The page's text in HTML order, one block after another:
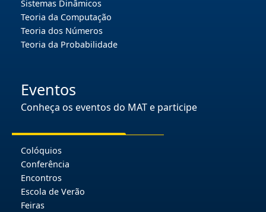
Sistemas Dinâmicos
Teoria da Computação
Teoria dos Números
Teoria da Probabilidade
Eventos
Conheça os eventos do MAT e participe
Colóquios
Conferência
Encontros
Escola de Verão
Feiras